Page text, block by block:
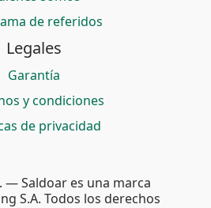
de referidos
Legales
Garantía
y condiciones
de privacidad
— Saldoar es una marca
S.A. Todos los derechos